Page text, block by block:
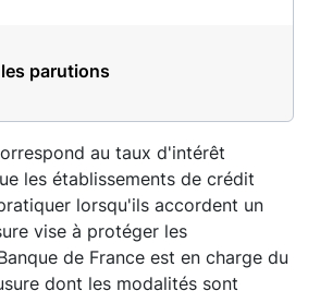
parutions
au taux d'intérêt
les établissements de crédit
lorsqu'ils accordent un
vise à protéger les
de France est en charge du
dont les modalités sont